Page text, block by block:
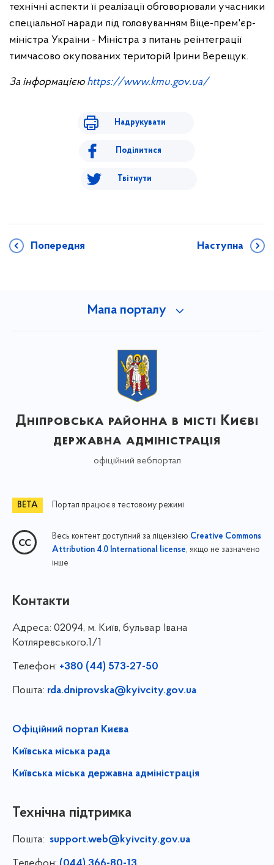
технічні аспекти її реалізації обговорювали учасники
спеціальної наради під головуванням Віце-прем'єр-
міністра України - Міністра з питань реінтеграції
тимчасово окупованих територій Ірини Верещук.
За інформацією https://www.kmu.gov.ua/
Надрукувати
Поділитися
Твітнути
Попередня Наступна
Мапа порталу
Дніпровська районна в місті Києві
державна адміністрація
офіційний вебпортал
Портал працює в тестовому режимі
Весь контент доступний за ліцензією Creative Commons
Attribution 4.0 International license, якщо не зазначено
інше
Контакти
Адреса: 02094, м. Київ, бульвар Івана
Котляревського,1/1
Телефон: +380 (44) 573-27-50
Пошта: rda.dniprovska@kyivcity.gov.ua
Офіційний портал Києва
Київська міська рада
Київська міська державна адміністрація
Технічна підтримка
Пошта: support.web@kyivcity.gov.ua